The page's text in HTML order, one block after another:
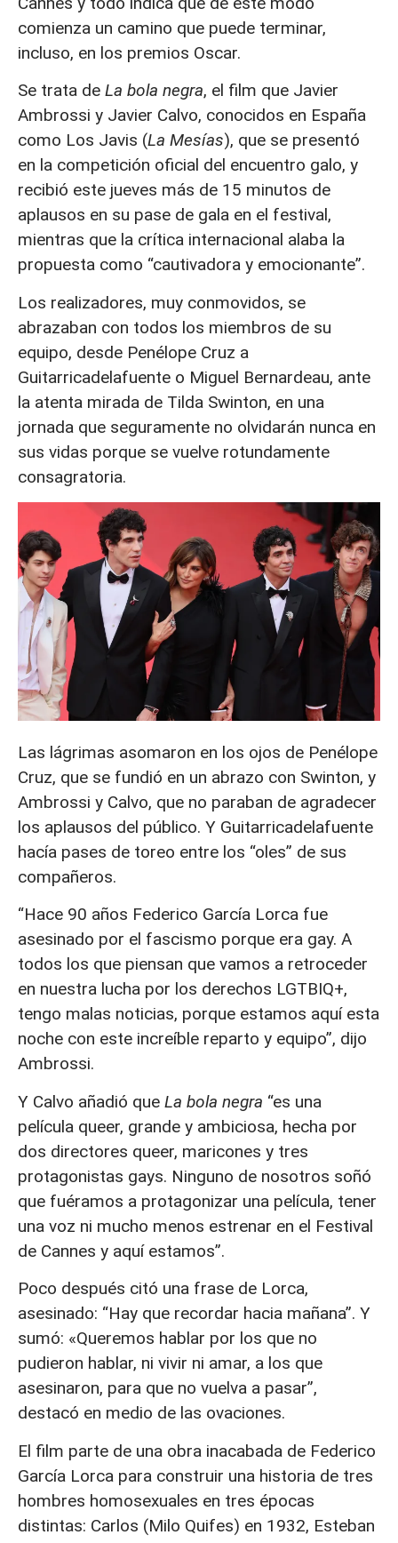
comienza un camino que puede terminar,
incluso, en los premios Oscar.
Se trata de La bola negra, el film que Javier
Ambrossi y Javier Calvo, conocidos en España
como Los Javis (La Mesías), que se presentó
en la competición oficial del encuentro galo, y
recibió este jueves más de 15 minutos de
aplausos en su pase de gala en el festival,
mientras que la crítica internacional alaba la
propuesta como “cautivadora y emocionante”.
Los realizadores, muy conmovidos, se
abrazaban con todos los miembros de su
equipo, desde Penélope Cruz a
Guitarricadelafuente o Miguel Bernardeau, ante
la atenta mirada de Tilda Swinton, en una
jornada que seguramente no olvidarán nunca en
sus vidas porque se vuelve rotundamente
consagratoria.
Las lágrimas asomaron en los ojos de Penélope
Cruz, que se fundió en un abrazo con Swinton, y
Ambrossi y Calvo, que no paraban de agradecer
los aplausos del público. Y Guitarricadelafuente
hacía pases de toreo entre los “oles” de sus
compañeros.
“Hace 90 años Federico García Lorca fue
asesinado por el fascismo porque era gay. A
todos los que piensan que vamos a retroceder
en nuestra lucha por los derechos LGTBIQ+,
tengo malas noticias, porque estamos aquí esta
noche con este increíble reparto y equipo”, dijo
Ambrossi.
Y Calvo añadió que La bola negra “es una
película queer, grande y ambiciosa, hecha por
dos directores queer, maricones y tres
protagonistas gays. Ninguno de nosotros soñó
que fuéramos a protagonizar una película, tener
una voz ni mucho menos estrenar en el Festival
de Cannes y aquí estamos”.
Poco después citó una frase de Lorca,
asesinado: “Hay que recordar hacia mañana”. Y
sumó: «Queremos hablar por los que no
pudieron hablar, ni vivir ni amar, a los que
asesinaron, para que no vuelva a pasar”,
destacó en medio de las ovaciones.
El film parte de una obra inacabada de Federico
García Lorca para construir una historia de tres
hombres homosexuales en tres épocas
distintas: Carlos (Milo Quifes) en 1932, Esteban